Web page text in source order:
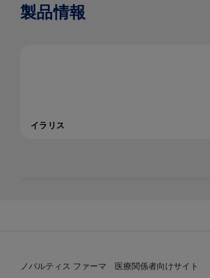
製品情報
イラリス
ノバルティス ファーマ 医療関係者向けサイト